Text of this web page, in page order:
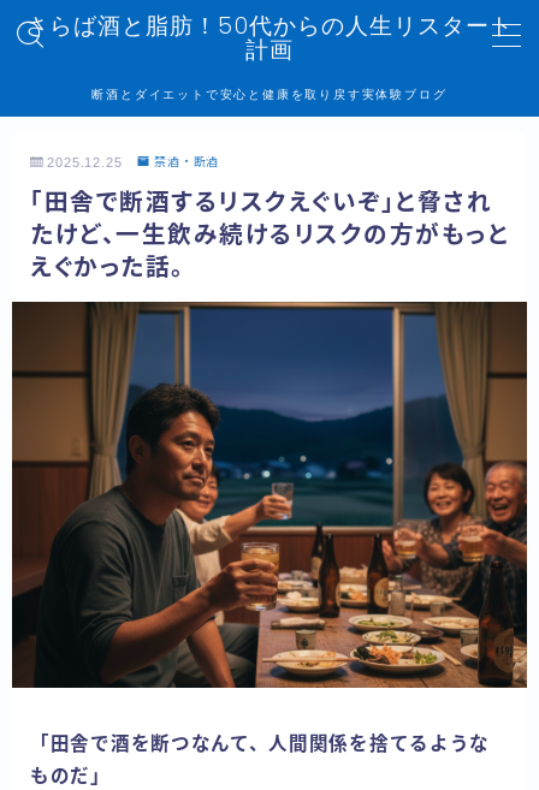
さらば酒と脂肪！50代からの人生リスタート
計画
断酒とダイエットで安心と健康を取り戻す実体験ブログ
MENU
トップページ
記事一覧
管理人プロフィール
プライバシーポリシー
お問い合わせ
2025.12.25 禁酒・断酒
「田舎で断酒するリスクえぐいぞ」と脅され
たけど、一生飲み続けるリスクの方がもっと
えぐかった話。
「田舎で酒を断つなんて、人間関係を捨てるような
ものだ」